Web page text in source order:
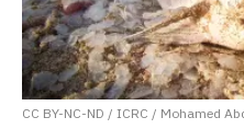
CC BY-NC-ND / ICRC / Mohamed